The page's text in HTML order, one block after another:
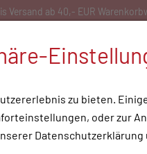
per Mail unter
Tipps & Wissen
zu bieten.
oder zur
Datenschutzerklärung